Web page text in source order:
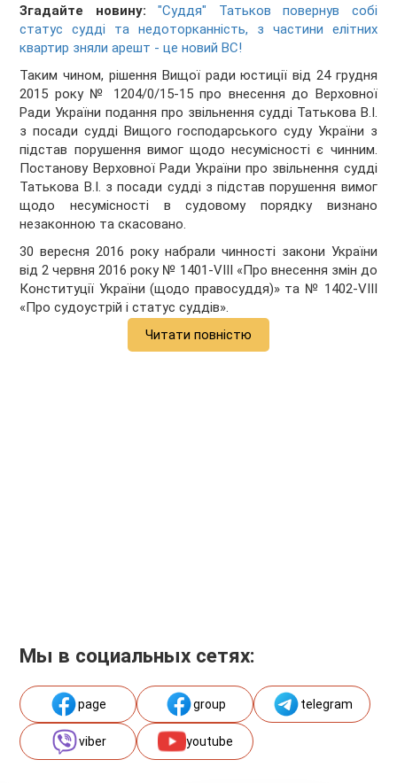
Згадайте новину:
"Суддя" Татьков повернув собі
статус судді та недоторканність, з частини елітних
квартир зняли арешт - це новий ВС!
Таким чином, рішення Вищої ради юстиції від 24 грудня
2015 року № 1204/0/15-15 про внесення до Верховної
Ради України подання про звільнення судді Татькова В.І.
з посади судді Вищого господарського суду України з
підстав порушення вимог щодо несумісності є чинним.
Постанову Верховної Ради України про звільнення судді
Татькова В.І. з посади судді з підстав порушення вимог
щодо несумісності в судовому порядку визнано
незаконною та скасовано.
30 вересня 2016 року набрали чинності закони України
від 2 червня 2016 року № 1401-VIII «Про внесення змін до
Конституції України (щодо правосуддя)» та № 1402-VIII
«Про судоустрій і статус суддів».
Читати повністю
Мы в социальных сетях:
page group telegram
viber youtube